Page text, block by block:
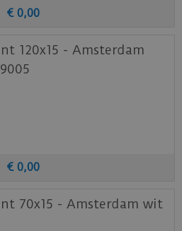
€ 0,00
120x15 - Amsterdam
€ 0,00
70x15 - Amsterdam wit